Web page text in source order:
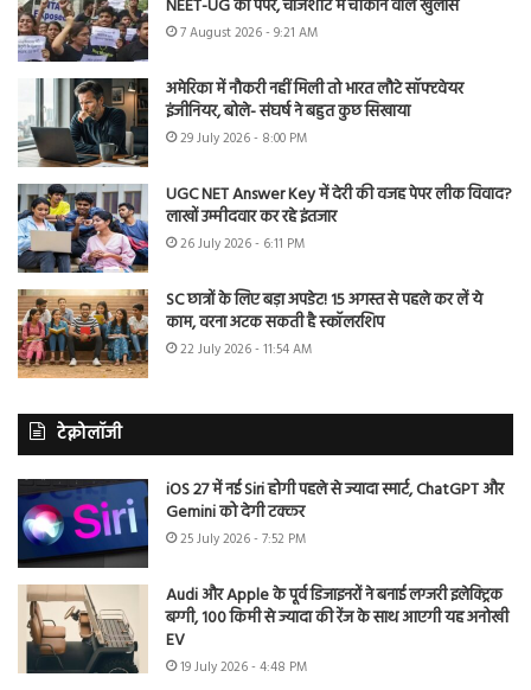
NEET-UG का पेपर, चार्जशीट में चौंकाने वाले खुलासे
7 August 2026 - 9:21 AM
अमेरिका में नौकरी नहीं मिली तो भारत लौटे सॉफ्टवेयर
इंजीनियर, बोले- संघर्ष ने बहुत कुछ सिखाया
29 July 2026 - 8:00 PM
UGC NET Answer Key में देरी की वजह पेपर लीक विवाद?
लाखों उम्मीदवार कर रहे इंतजार
26 July 2026 - 6:11 PM
SC छात्रों के लिए बड़ा अपडेट! 15 अगस्त से पहले कर लें ये
काम, वरना अटक सकती है स्कॉलरशिप
22 July 2026 - 11:54 AM
टेक्नोलॉजी
iOS 27 में नई Siri होगी पहले से ज्यादा स्मार्ट, ChatGPT और
Gemini को देगी टक्कर
25 July 2026 - 7:52 PM
Audi और Apple के पूर्व डिजाइनरों ने बनाई लग्जरी इलेक्ट्रिक
बग्गी, 100 किमी से ज्यादा की रेंज के साथ आएगी यह अनोखी
EV
19 July 2026 - 4:48 PM